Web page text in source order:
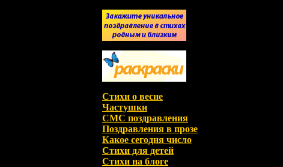
Стихи о весне
Частушки
СМС поздравления
Поздравления в прозе
Какое сегодня число
Стихи для детей
Стихи на блоге